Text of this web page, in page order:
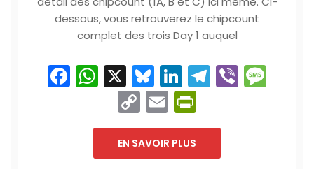
dessous, vous retrouverez le chipcount
complet des trois Day 1 auquel
Facebook
WhatsApp
X Bluesky
LinkedIn
Telegram
Viber
Copy
Link
Email
EN SAVOIR PLUS